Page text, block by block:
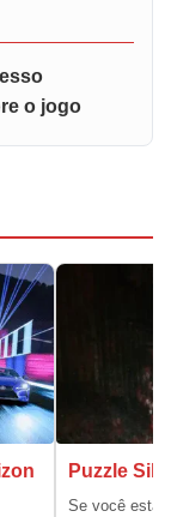
o jogo
Puzzle
Se você está